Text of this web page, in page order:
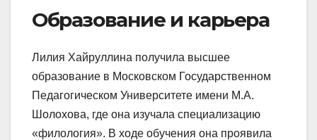
Образование и карьера
Лилия Хайруллина получила высшее
образование в Московском Государственном
Педагогическом Университете имени М.А.
Шолохова, где она изучала специализацию
«филология». В ходе обучения она проявила